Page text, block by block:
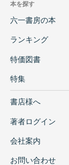
本を探す
六一書房の本
ランキング
特価図書
特集
書店様へ
著者ログイン
会社案内
お問い合わせ